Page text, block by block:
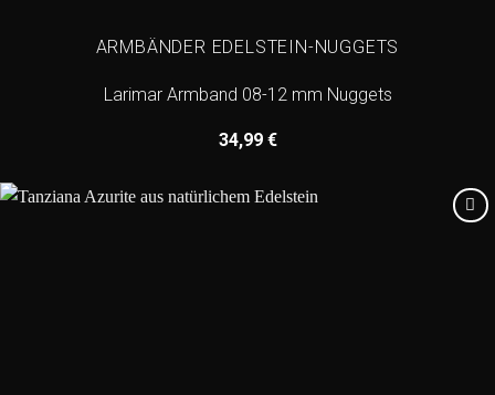
ARMBÄNDER EDELSTEIN-NUGGETS
Larimar Armband 08-12 mm Nuggets
34,99 €